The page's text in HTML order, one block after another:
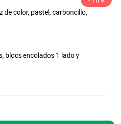
de color, pastel, carboncillo,
blocs encolados 1 lado y